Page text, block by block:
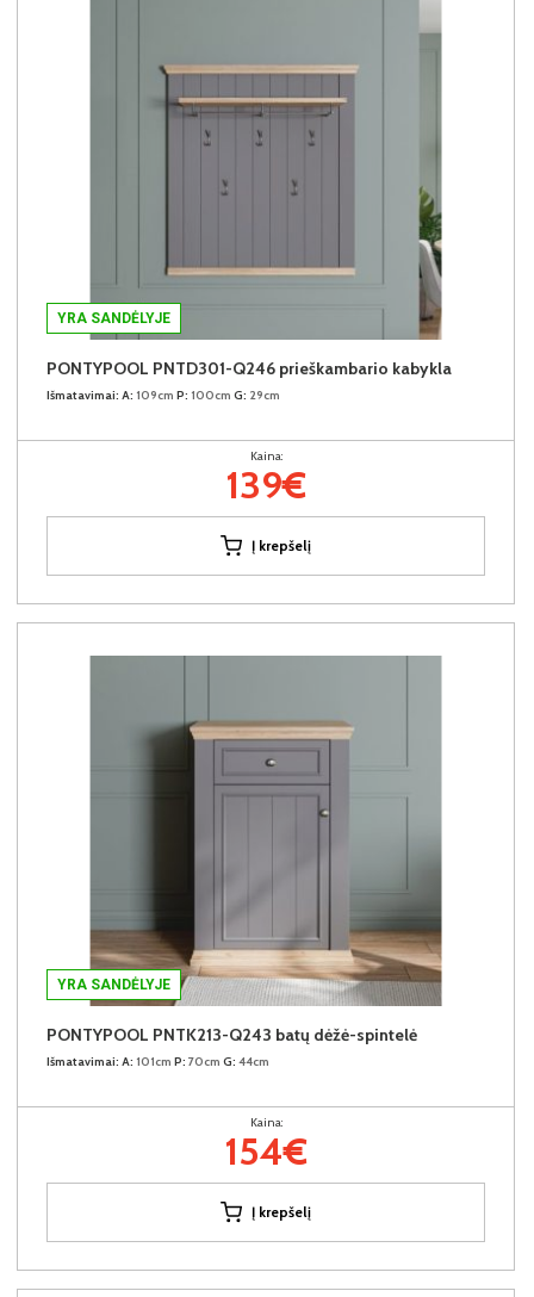
YRA SANDĖLYJE
PONTYPOOL PNTD301-Q246 prieškambario kabykla
Išmatavimai: A: 109cm P: 100cm G: 29cm
Kaina:
139€
Į krepšelį
YRA SANDĖLYJE
PONTYPOOL PNTK213-Q243 batų dėžė-spintelė
Išmatavimai: A: 101cm P: 70cm G: 44cm
Kaina:
154€
Į krepšelį